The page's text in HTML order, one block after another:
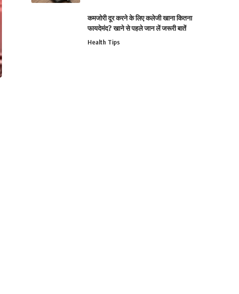
कमजोरी दूर करने के लिए कलेजी खाना कितना
फायदेमंद? खाने से पहले जान लें जरूरी बातें
Health Tips